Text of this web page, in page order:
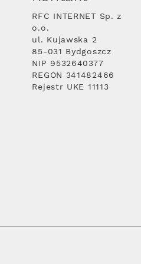
RFC INTERNET Sp. z
o.o.
ul. Kujawska 2
85-031 Bydgoszcz
NIP 9532640377
REGON 341482466
Rejestr UKE 11113